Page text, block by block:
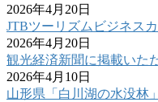
2026年4月20日
JTBツーリズムビジネス
2026年4月20日
観光経済新聞に掲載いた
2026年4月10日
山形県「白川湖の水没林